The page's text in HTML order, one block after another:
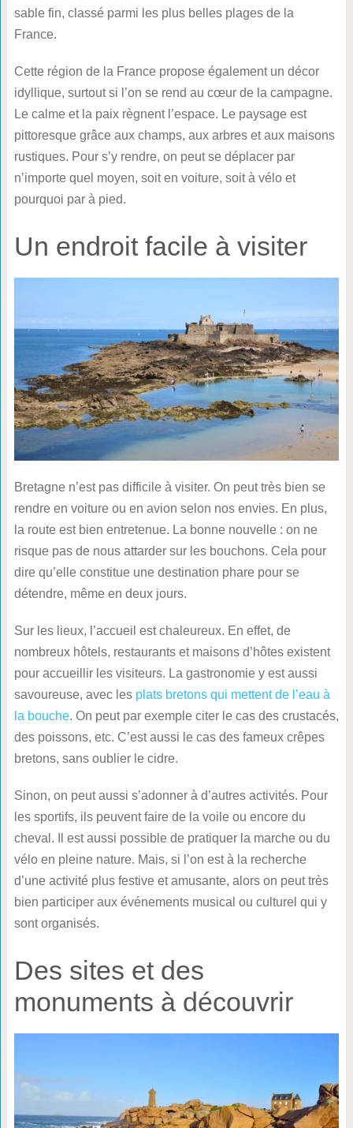
sable fin, classé parmi les plus belles plages de la
France.
Cette région de la France propose également un décor
idyllique, surtout si l’on se rend au cœur de la campagne.
Le calme et la paix règnent l’espace. Le paysage est
pittoresque grâce aux champs, aux arbres et aux maisons
rustiques. Pour s’y rendre, on peut se déplacer par
n’importe quel moyen, soit en voiture, soit à vélo et
pourquoi par à pied.
Un endroit facile à visiter
Bretagne n’est pas difficile à visiter. On peut très bien se
rendre en voiture ou en avion selon nos envies. En plus,
la route est bien entretenue. La bonne nouvelle : on ne
risque pas de nous attarder sur les bouchons. Cela pour
dire qu’elle constitue une destination phare pour se
détendre, même en deux jours.
Sur les lieux, l’accueil est chaleureux. En effet, de
nombreux hôtels, restaurants et maisons d’hôtes existent
pour accueillir les visiteurs. La gastronomie y est aussi
savoureuse, avec les plats bretons qui mettent de l’eau à
la bouche. On peut par exemple citer le cas des crustacés,
des poissons, etc. C’est aussi le cas des fameux crêpes
bretons, sans oublier le cidre.
Sinon, on peut aussi s’adonner à d’autres activités. Pour
les sportifs, ils peuvent faire de la voile ou encore du
cheval. Il est aussi possible de pratiquer la marche ou du
vélo en pleine nature. Mais, si l’on est à la recherche
d’une activité plus festive et amusante, alors on peut très
bien participer aux événements musical ou culturel qui y
sont organisés.
Des sites et des
monuments à découvrir